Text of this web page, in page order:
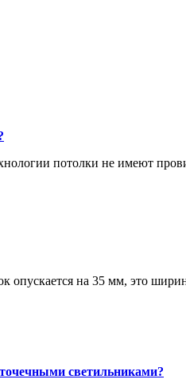
потолки не имеют
опускается на 35 мм, это
светильниками?